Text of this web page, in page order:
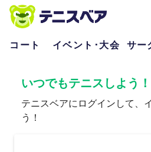
コート イベント･大会 サー
いつでもテニスしよう！
テニスベアにログインして、
う！